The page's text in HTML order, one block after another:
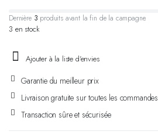
Dernière 3 produits avant la fin de la campagne.
3 en stock
Ajouter à la liste d'envies
Garantie du meilleur prix
Livraison gratuite sur toutes les commandes
Transaction sûre et sécurisée